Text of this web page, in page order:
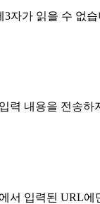
자가 읽을 수 없습
력 내용을 전송하
서 입력된 URL에